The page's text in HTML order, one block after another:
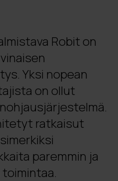
Robit on
Yksi nopean
on ollut
ratkaisut
paremmin ja